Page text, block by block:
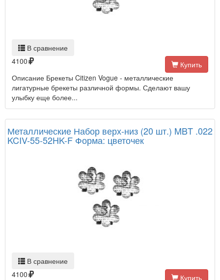
В сравнение
4100
Купить
Описание Брекеты Citizen Vogue - металлические
лигатурные брекеты различной формы. Сделают вашу
улыбку еще более...
Металлические Набор верх-низ (20 шт.) MBT .022
KCIV-55-52HK-F Форма: цветочек
В сравнение
4100
Купить